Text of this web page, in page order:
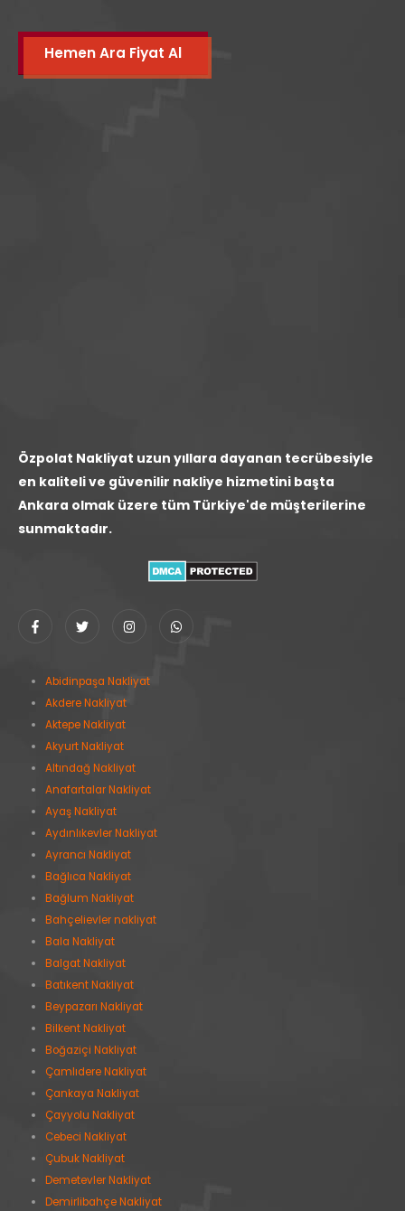
Hemen Ara Fiyat Al
Özpolat Nakliyat uzun yıllara dayanan tecrübesiyle
en kaliteli ve güvenilir nakliye hizmetini başta
Ankara olmak üzere tüm Türkiye'de müşterilerine
sunmaktadır.
Abidinpaşa Nakliyat
Akdere Nakliyat
Aktepe Nakliyat
Akyurt Nakliyat
Altındağ Nakliyat
Anafartalar Nakliyat
Ayaş Nakliyat
Aydınlıkevler Nakliyat
Ayrancı Nakliyat
Bağlıca Nakliyat
Bağlum Nakliyat
Bahçelievler nakliyat
Bala Nakliyat
Balgat Nakliyat
Batıkent Nakliyat
Beypazarı Nakliyat
Bilkent Nakliyat
Boğaziçi Nakliyat
Çamlıdere Nakliyat
Çankaya Nakliyat
Çayyolu Nakliyat
Cebeci Nakliyat
Çubuk Nakliyat
Demetevler Nakliyat
Demirlibahçe Nakliyat